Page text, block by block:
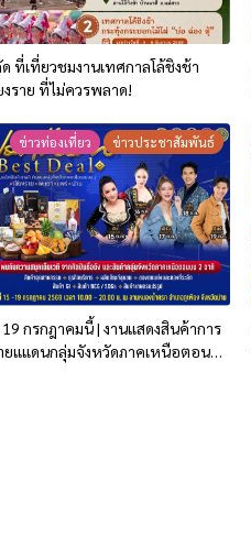
ที่เที่ยวชมงานเทศกาลโล้ชิงช้า
งราย ที่ไม่ควรพลาด!
ข่าวท่องเที่ยว ข่าวประชาสัมพันธ์
19 กรกฎาคมนี้ | งานแสดงสินค้าการ
ยแแดนกลุ่มจังหวัดภาคเหนือตอน